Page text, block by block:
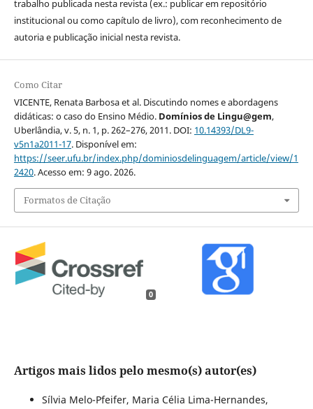
trabalho publicada nesta revista (ex.: publicar em repositório
institucional ou como capítulo de livro), com reconhecimento de
autoria e publicação inicial nesta revista.
Como Citar
VICENTE, Renata Barbosa et al. Discutindo nomes e abordagens
didáticas: o caso do Ensino Médio. Domínios de Lingu@gem,
Uberlândia, v. 5, n. 1, p. 262–276, 2011. DOI: 10.14393/DL9-
v5n1a2011-17. Disponível em:
https://seer.ufu.br/index.php/dominiosdelinguagem/article/view/1
2420. Acesso em: 9 ago. 2026.
Formatos de Citação
0
Artigos mais lidos pelo mesmo(s) autor(es)
Sílvia Melo-Pfeifer, Maria Célia Lima-Hernandes,